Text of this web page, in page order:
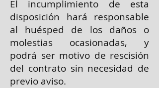
El incumplimiento de esta
disposición hará responsable
al huésped de los daños o
molestias ocasionadas, y
podrá ser motivo de rescisión
del contrato sin necesidad de
previo aviso.